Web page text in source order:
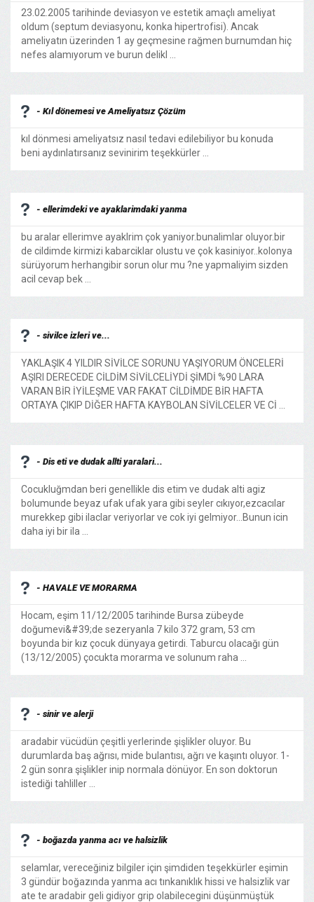
23.02.2005 tarihinde deviasyon ve estetik amaçlı ameliyat
oldum (septum deviasyonu, konka hipertrofisi). Ancak
ameliyatın üzerinden 1 ay geçmesine rağmen burnumdan hiç
nefes alamıyorum ve burun delikl ...
- Kıl dönemesi ve Ameliyatsız Çözüm
kıl dönmesi ameliyatsız nasıl tedavi edilebiliyor bu konuda
beni aydınlatırsanız sevinirim teşekkürler ...
- ellerimdeki ve ayaklarimdaki yanma
bu aralar ellerimve ayaklrim çok yaniyor.bunalimlar oluyor.bir
de cildimde kirmizi kabarciklar olustu ve çok kasiniyor..kolonya
sürüyorum herhangibir sorun olur mu ?ne yapmaliyim sizden
acil cevap bek ...
- sivilce izleri ve...
YAKLAŞIK 4 YILDIR SİVİLCE SORUNU YAŞIYORUM ÖNCELERİ
AŞIRI DERECEDE CİLDİM SİVİLCELİYDİ ŞİMDİ %90 LARA
VARAN BİR İYİLEŞME VAR FAKAT CİLDİMDE BİR HAFTA
ORTAYA ÇIKIP DİĞER HAFTA KAYBOLAN SİVİLCELER VE Cİ ...
- Dis eti ve dudak allti yaralari...
Cocukluğmdan beri genellikle dis etim ve dudak alti agiz
bolumunde beyaz ufak ufak yara gibi seyler cıkıyor,ezcacılar
murekkep gibi ilaclar veriyorlar ve cok iyi gelmiyor...Bunun icin
daha iyi bir ila ...
- HAVALE VE MORARMA
Hocam, eşim 11/12/2005 tarihinde Bursa zübeyde
doğumevi&#39;de sezeryanla 7 kilo 372 gram, 53 cm
boyunda bir kız çocuk dünyaya getirdi. Taburcu olacağı gün
(13/12/2005) çocukta morarma ve solunum raha ...
- sinir ve alerji
aradabir vücüdün çeşitli yerlerinde şişlikler oluyor. Bu
durumlarda baş ağrısı, mide bulantısı, ağrı ve kaşıntı oluyor. 1-
2 gün sonra şişlikler inip normala dönüyor. En son doktorun
istediği tahliller ...
- boğazda yanma acı ve halsizlik
selamlar, vereceğiniz bilgiler için şimdiden teşekkürler eşimin
3 gündür boğazında yanma acı tınkanıklık hissi ve halsizlik var
ate te aradabir geli gidiyor grip olabilecegini düşünmüştük